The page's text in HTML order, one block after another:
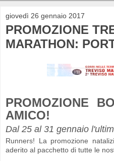
giovedì 26 gennaio 2017
PROMOZIONE
MARATHON:
PROMOZIONE
AMICO!
Dal 25 al 31 gennaio
Runners! La promozione
aderito al pacchetto di tutte le